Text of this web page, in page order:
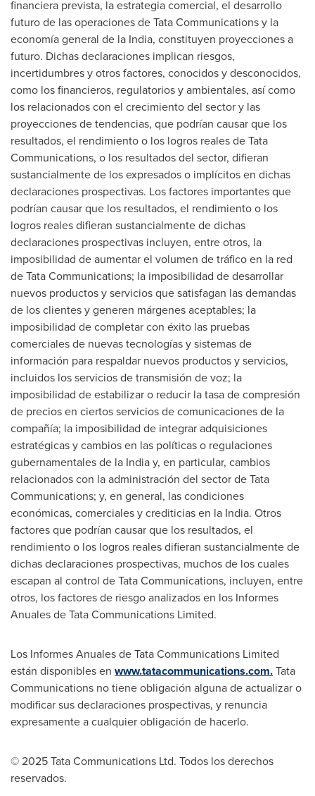
financiera prevista, la estrategia comercial, el desarrollo
futuro de las operaciones de Tata Communications y la
economía general de la India, constituyen proyecciones a
futuro. Dichas declaraciones implican riesgos,
incertidumbres y otros factores, conocidos y desconocidos,
como los financieros, regulatorios y ambientales, así como
los relacionados con el crecimiento del sector y las
proyecciones de tendencias, que podrían causar que los
resultados, el rendimiento o los logros reales de Tata
Communications, o los resultados del sector, difieran
sustancialmente de los expresados o implícitos en dichas
declaraciones prospectivas. Los factores importantes que
podrían causar que los resultados, el rendimiento o los
logros reales difieran sustancialmente de dichas
declaraciones prospectivas incluyen, entre otros, la
imposibilidad de aumentar el volumen de tráfico en la red
de Tata Communications; la imposibilidad de desarrollar
nuevos productos y servicios que satisfagan las demandas
de los clientes y generen márgenes aceptables; la
imposibilidad de completar con éxito las pruebas
comerciales de nuevas tecnologías y sistemas de
información para respaldar nuevos productos y servicios,
incluidos los servicios de transmisión de voz; la
imposibilidad de estabilizar o reducir la tasa de compresión
de precios en ciertos servicios de comunicaciones de la
compañía; la imposibilidad de integrar adquisiciones
estratégicas y cambios en las políticas o regulaciones
gubernamentales de la India y, en particular, cambios
relacionados con la administración del sector de Tata
Communications; y, en general, las condiciones
económicas, comerciales y crediticias en la India. Otros
factores que podrían causar que los resultados, el
rendimiento o los logros reales difieran sustancialmente de
dichas declaraciones prospectivas, muchos de los cuales
escapan al control de Tata Communications, incluyen, entre
otros, los factores de riesgo analizados en los Informes
Anuales de Tata Communications Limited.
Los Informes Anuales de Tata Communications Limited
están disponibles en www.tatacommunications.com.Tata
Communications no tiene obligación alguna de actualizar o
modificar sus declaraciones prospectivas, y renuncia
expresamente a cualquier obligación de hacerlo.
© 2025 Tata Communications Ltd. Todos los derechos
reservados.